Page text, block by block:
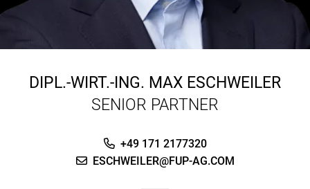
DIPL.-WIRT.-ING. MAX ESCHWEILER
SENIOR PARTNER
+49 171 2177320
ESCHWEILER@FUP-AG.COM